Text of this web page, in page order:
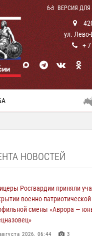
ВЕРСИЯ
ул.
+
НОВОСТЕЙ
Росгвардии приняли
военно-патриотической
смены «Аврора —
2026, 06:44 3